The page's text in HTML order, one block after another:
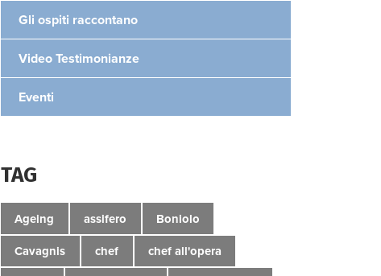
Gli ospiti raccontano
Video Testimonianze
Eventi
TAG
Ageing assifero Boniolo
Cavagnis chef chef all'opera